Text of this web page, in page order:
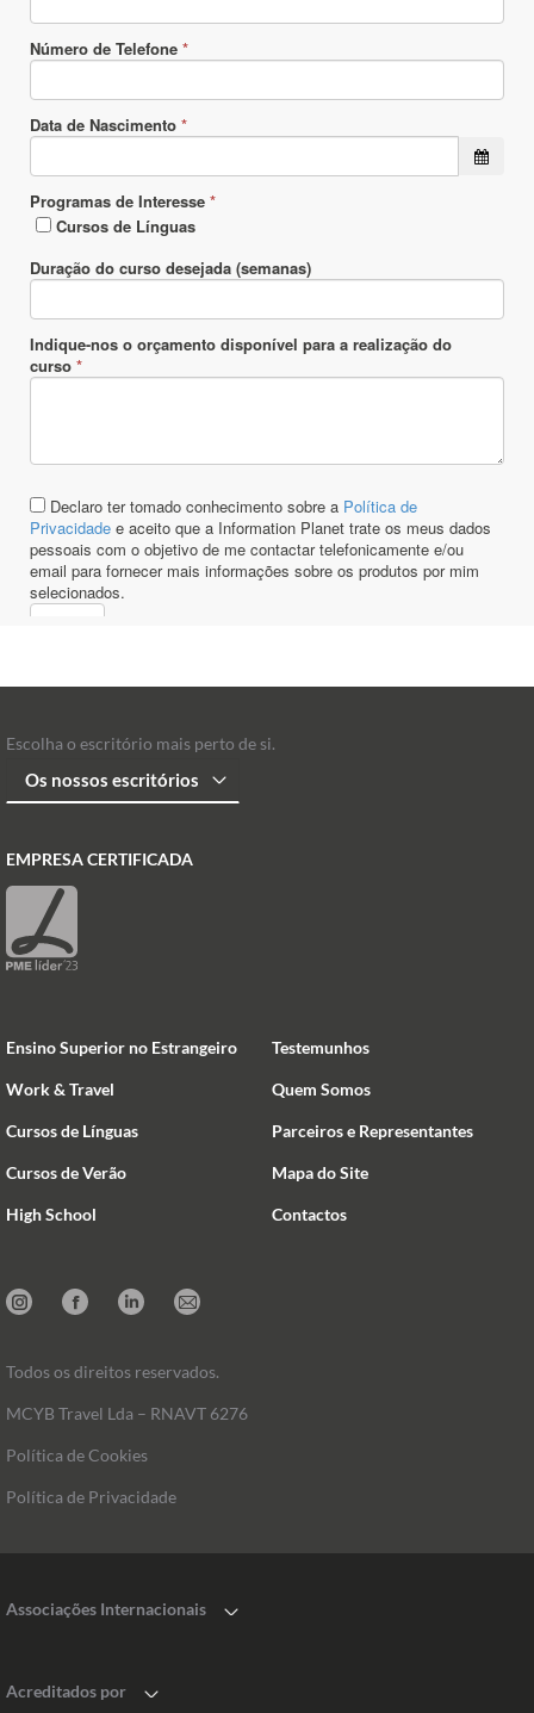
Escolha o escritório mais perto de si.
EMPRESA CERTIFICADA
Ensino Superior no Estrangeiro
Work & Travel
Cursos de Línguas
Cursos de Verão
High School
Testemunhos
Quem Somos
Parceiros e Representantes
Mapa do Site
Contactos
Todos os direitos reservados.
Política de Cookies
Política de Privacidade
InstagramFacebookLinkedinMail
MCYB Travel Lda – RNAVT 6276
Associações Internacionais
Acreditados por